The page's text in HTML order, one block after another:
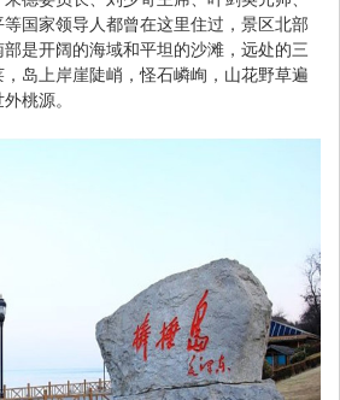
国家领导人都曾在这里住过，景区北部
是开阔的海域和平坦的沙滩，远处的三
岛上岸崖陡峭，怪石嶙峋，山花野草遍
桃源。